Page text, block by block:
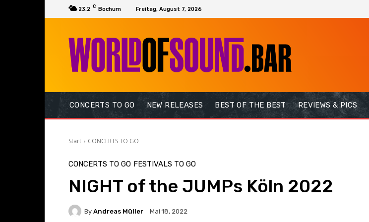
23.2 C Bochum Freitag, August 7, 2026
CONCERTS TO GO NEW RELEASES BEST OF THE BEST REVIEWS & PICS
Start CONCERTS TO GO
CONCERTS TO GO FESTIVALS TO GO
NIGHT of the JUMPs Köln 2022
By Andreas Müller Mai 18, 2022